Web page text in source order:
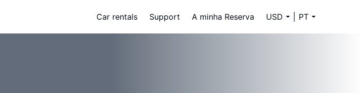
Car rentals Support A minha Reserva USD PT